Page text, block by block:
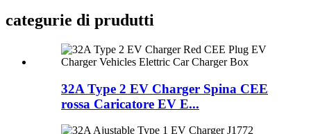
categurie di prudutti
32A Type 2 EV Charger Spina CEE
rossa Caricatore EV E...